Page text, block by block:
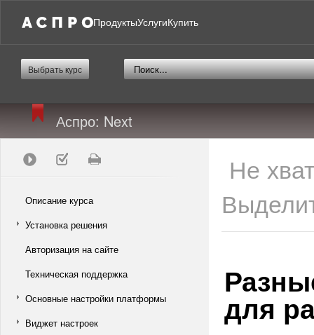
ПродуктыУслугиКупить
Выбрать курс
Аспро: Next
Описание курса
Установка решения
Авторизация на сайте
Техническая поддержка
Основные настройки платформы
Виджет настроек
Не
для